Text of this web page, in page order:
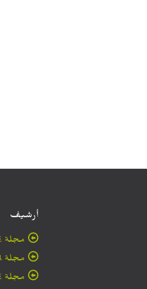
أرشيف
مجلة ۱۹۷٤م - ١٩٥٩م
مجلة ۱۹۹٦م - ۱۹۷۵م
مجلة ۲۰۲٤م - ۱۹۹۷م